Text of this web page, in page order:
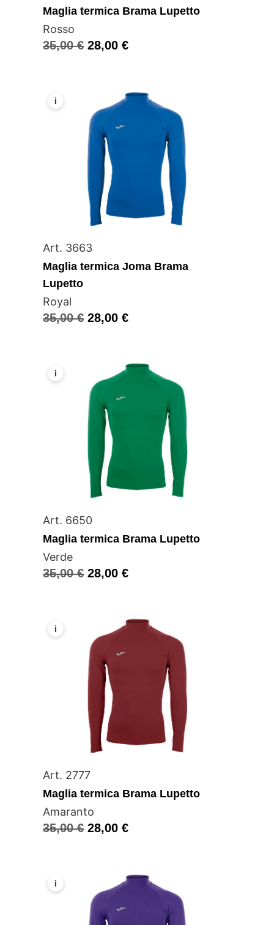
Maglia termica Brama Lupetto
Rosso
35,00€ 28,00€
i
Art. 3663
Maglia termica Joma Brama
Lupetto
Royal
35,00€ 28,00€
i
Art. 6650
Maglia termica Brama Lupetto
Verde
35,00€ 28,00€
i
Art. 2777
Maglia termica Brama Lupetto
Amaranto
35,00€ 28,00€
i